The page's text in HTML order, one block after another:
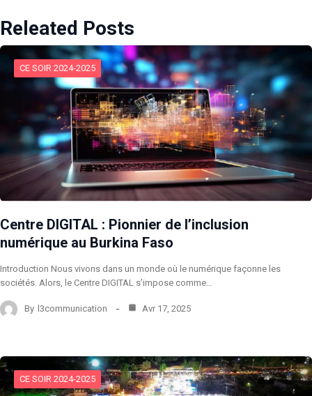
Releated Posts
CE SOIR 2024-2025
Centre DIGITAL : Pionnier de l’inclusion
numérique au Burkina Faso
Introduction Nous vivons dans un monde où le numérique façonne les
sociétés. Alors, le Centre DIGITAL s’impose comme…
By l3communication Avr 17, 2025
CE SOIR 2024-2025